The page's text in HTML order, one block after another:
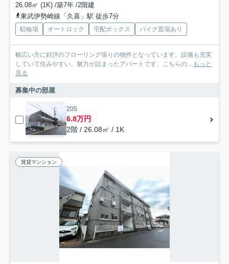
26.08㎡ (1K) /築7年 /2階建
東武伊勢崎線「久喜」駅 徒歩7分
駐輪場 オートロック 宅配ボックス バイク置場あり
幅広い方に好評のフローリング張りの物件となっています。設備も充実
していて住みやすい、魅力が詰まったアパートです。こちらの... もっと
見る
募集中の部屋
205
6.8万円
2階 / 26.08㎡ / 1K
賃貸マンション